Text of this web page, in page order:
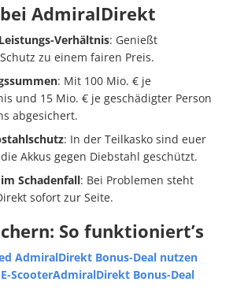
AdmiralDirekt
Verhältnis: Genießt
zu einem fairen Preis.
: Mit 100 Mio. € je
und 15 Mio. € je geschädigter Person
abgesichert.
: In der Teilkasko sind euer
Akkus gegen Diebstahl geschützt.
Schadenfall: Bei Problemen steht
sofort zur Seite.
So funktioniert’s
AdmiralDirekt Bonus-Deal nutzen
ScooterAdmiralDirekt Bonus-Deal